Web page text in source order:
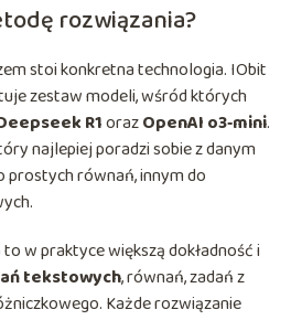
rozwiązania?
stoi konkretna technologia. IObit
zestaw modeli, wśród których
R1orazOpenAI o3‑mini.
najlepiej poradzi sobie z danym
prostych równań, innym do
w praktyce większą dokładność i
tekstowych, równań, zadań z
Każde rozwiązanie